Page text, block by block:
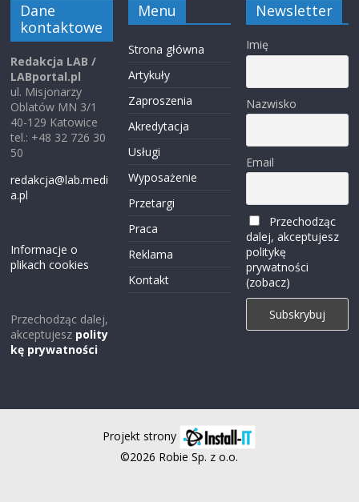
Dane
kontaktowe
Redakcja LAB /
LABportal.pl
ul. Misjonarzy
Oblatów MN 3/1
40-129 Katowice
tel.: +48 32 726 30
50
redakcja@lab.medi
a.pl
Informacje o
plikach cookies
Przechodząc dalej,
akceptujesz polity
kę prywatności
Menu
Strona główna
Artykuły
Zaproszenia
Akredytacja
Usługi
Wyposażenie
Przetargi
Praca
Reklama
Kontakt
Newsletter
Imię
Nazwisko
Email
Przechodząc
dalej, akceptujesz
politykę
prywatności
(zobacz)
Projekt strony
©2026 Robie Sp. z o.o.